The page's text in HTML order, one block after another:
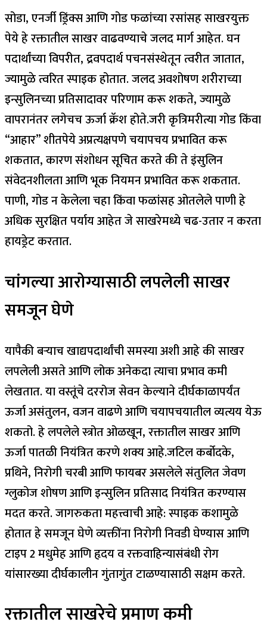
सोडा, एनर्जी ड्रिंक्स आणि गोड फळांच्या रसांसह साखरयुक्त
पेये हे रक्तातील साखर वाढवण्याचे जलद मार्ग आहेत. घन
पदार्थांच्या विपरीत, द्रवपदार्थ पचनसंस्थेतून त्वरीत जातात,
ज्यामुळे त्वरित स्पाइक होतात.जलद अवशोषण शरीराच्या
इन्सुलिनच्या प्रतिसादावर परिणाम करू शकते, ज्यामुळे
वापरानंतर लगेचच ऊर्जा क्रॅश होते.जरी कृत्रिमरीत्या गोड किंवा
“आहार” शीतपेये अप्रत्यक्षपणे चयापचय प्रभावित करू
शकतात, कारण संशोधन सूचित करते की ते इंसुलिन
संवेदनशीलता आणि भूक नियमन प्रभावित करू शकतात.
पाणी, गोड न केलेला चहा किंवा फळांसह ओतलेले पाणी हे
अधिक सुरक्षित पर्याय आहेत जे साखरेमध्ये चढ-उतार न करता
हायड्रेट करतात.
चांगल्या आरोग्यासाठी लपलेली साखर
समजून घेणे
यापैकी बऱ्याच खाद्यपदार्थांची समस्या अशी आहे की साखर
लपलेली असते आणि लोक अनेकदा त्याचा प्रभाव कमी
लेखतात.या वस्तूंचे दररोज सेवन केल्याने दीर्घकाळापर्यंत
ऊर्जा असंतुलन, वजन वाढणे आणि चयापचयातील व्यत्यय येऊ
शकतो. हे लपलेले स्त्रोत ओळखून, रक्तातील साखर आणि
ऊर्जा पातळी नियंत्रित करणे शक्य आहे.जटिल कर्बोदके,
प्रथिने, निरोगी चरबी आणि फायबर असलेले संतुलित जेवण
ग्लुकोज शोषण आणि इन्सुलिन प्रतिसाद नियंत्रित करण्यास
मदत करते. जागरुकता महत्त्वाची आहे: स्पाइक कशामुळे
होतात हे समजून घेणे व्यक्तींना निरोगी निवडी घेण्यास आणि
टाइप 2 मधुमेह आणि हृदय व रक्तवाहिन्यासंबंधी रोग
यांसारख्या दीर्घकालीन गुंतागुंत टाळण्यासाठी सक्षम करते.
रक्तातील साखरेचे प्रमाण कमी